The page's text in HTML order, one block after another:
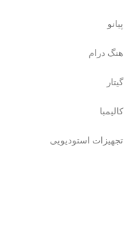
پیانو
هنگ درام
گیتار
کالیمبا
تجهیزات استودیویی